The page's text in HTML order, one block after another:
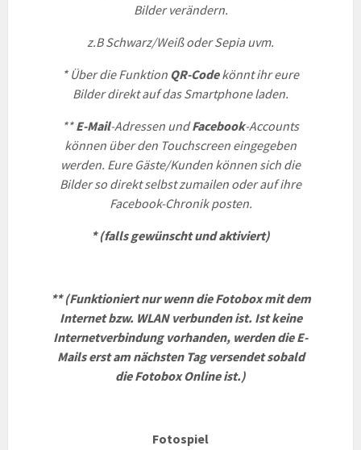
Bilder verändern.
z.B Schwarz/Weiß oder Sepiauvm.
* Über die Funktion QR-Codekönnt ihr eure
Bilder direkt auf das Smartphone laden.
**E-Mail-Adressen undFacebook-Accounts
können über den Touchscreen eingegeben
werden. Eure Gäste/Kunden können sich die
Bilder so direkt selbst zumailen oder auf ihre
Facebook-Chronik posten.
* (falls gewünscht und aktiviert)
** (Funktioniert nur wenn die Fotobox mit dem
Internet bzw. WLAN verbunden ist. Ist keine
Internetverbindung vorhanden, werden die E-
Mailserst am nächsten Tag versendet sobald
die Fotobox Online ist.)
Fotospiel